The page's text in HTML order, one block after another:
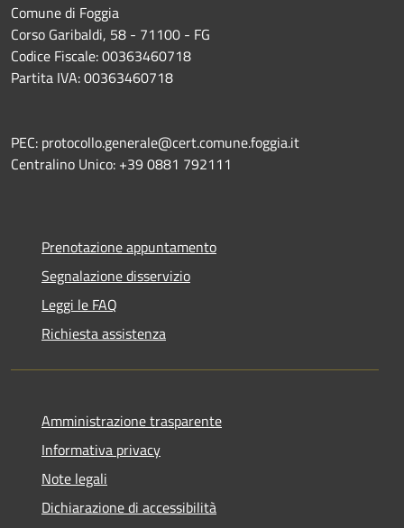
Comune di Foggia
Corso Garibaldi, 58 - 71100 - FG
Codice Fiscale: 00363460718
Partita IVA: 00363460718
PEC: protocollo.generale@cert.comune.foggia.it
Centralino Unico: +39 0881 792111
Prenotazione appuntamento
Segnalazione disservizio
Leggi le FAQ
Richiesta assistenza
Amministrazione trasparente
Informativa privacy
Note legali
Dichiarazione di accessibilità